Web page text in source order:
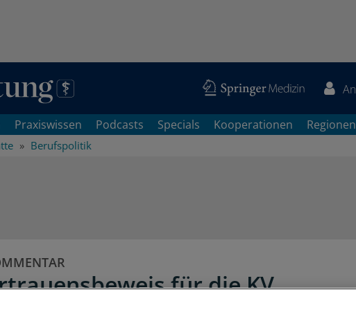
Praxiswissen Podcasts Specials Kooperationen Regionen
Berufspolitik
für die KV